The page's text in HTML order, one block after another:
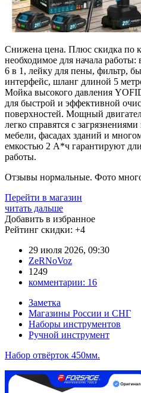
Снижена цена. Плюс скидка по
необходимое для начала работы:
6 в 1, лейку для пены, фильтр,
интерфейс, шланг длиной 5
Мойка высокого давления
для быстрой и эффективной
поверхностей. Мощный
легко справятся с
мебели, фасадах зданий и
емкостью 2 А*ч гарантируют
работы.
Отзывы нормальные. Фото
Перейти в магазин
читать дальше
Добавить в избранное
Рейтинг скидки: +4
29 июля 2026, 09:30
ZeRNoVoz
1249
комментарии: 16
Заметка
Магазины России и СНГ
Наборы инструментов
Ручной инструмент
Набор отвёрток 450мм.